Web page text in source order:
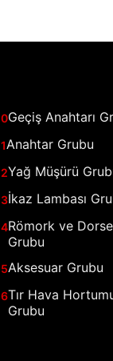
Geçiş Anahtarı
Anahtar Grubu
Yağ Müşürü
İkaz Lambası
Römork ve
Grubu
Aksesuar Grubu
Tır Hava
Grubu